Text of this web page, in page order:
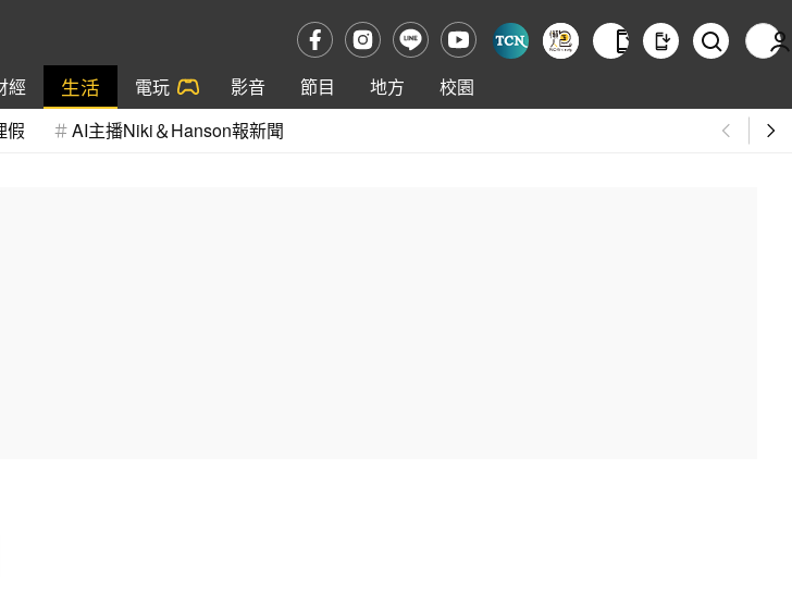
經 生活 電玩 影音 節目 地方
校園
假 AI主播Niki＆Hanson報新聞